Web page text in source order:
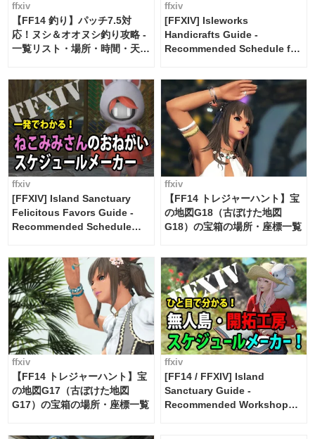
ffxiv
【FF14 釣り】パッチ7.5対
応！ヌシ＆オオヌシ釣り攻略 -
一覧リスト・場所・時間・天
ffxiv
[FFXIV] Isleworks
Handicrafts Guide -
Recommended Schedule for
FF14]
ffxiv
[FFXIV] Island Sanctuary
Felicitous Favors Guide -
Recommended Schedule
FF14]
ffxiv
【FF14 トレジャーハント】宝
の地図G18（古ぼけた地図
G18）の宝箱の場所・座標一覧
ffxiv
【FF14 トレジャーハント】宝
の地図G17（古ぼけた地図
G17）の宝箱の場所・座標一覧
ffxiv
[FF14 / FFXIV] Island
Sanctuary Guide -
Recommended Workshop